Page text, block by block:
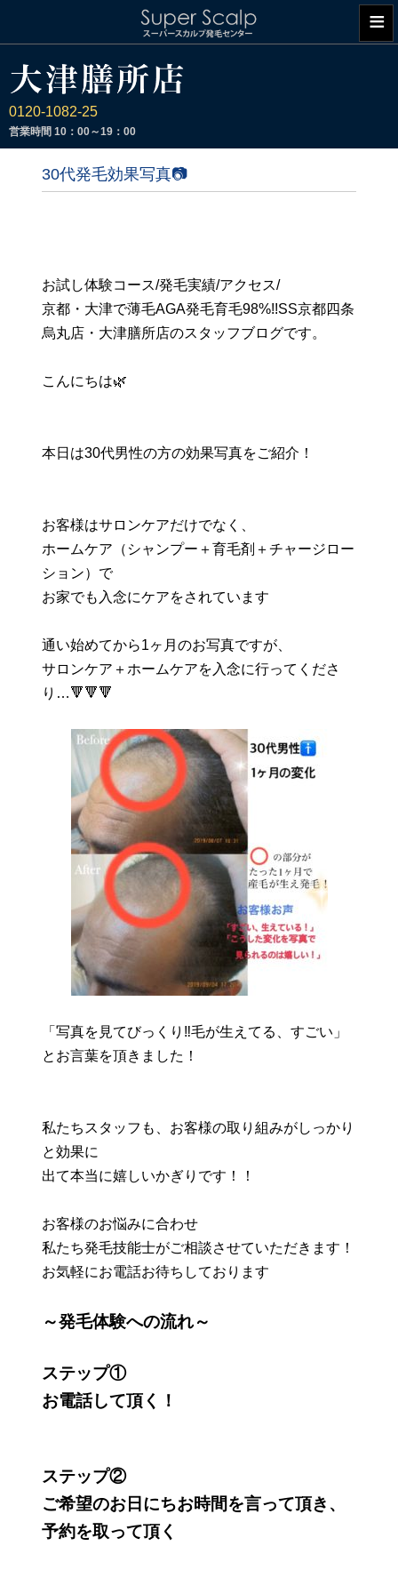
0120-1082-25
営業時間 10：00～19：00
≡
30代発毛効果写真📷
お試し体験コース/発毛実績/アクセス/
京都・大津で薄毛AGA発毛育毛98%!!SS京都四条
烏丸店・大津膳所店のスタッフブログです。
こんにちは🌿
本日は30代男性の方の効果写真をご紹介！
お客様はサロンケアだけでなく、
ホームケア（シャンプー＋育毛剤＋チャージロー
ション）で
お家でも入念にケアをされています
通い始めてから1ヶ月のお写真ですが、
サロンケア＋ホームケアを入念に行ってくださ
り…🔻🔻🔻
「写真を見てびっくり‼️毛が生えてる、すごい」
とお言葉を頂きました！
私たちスタッフも、お客様の取り組みがしっかり
と効果に
出て本当に嬉しいかぎりです！！
お客様のお悩みに合わせ
私たち発毛技能士がご相談させていただきます！
お気軽にお電話お待ちしております
～発毛体験への流れ～
ステップ①
お電話して頂く！
ステップ②
ご希望のお日にちお時間を言って頂き、
予約を取って頂く